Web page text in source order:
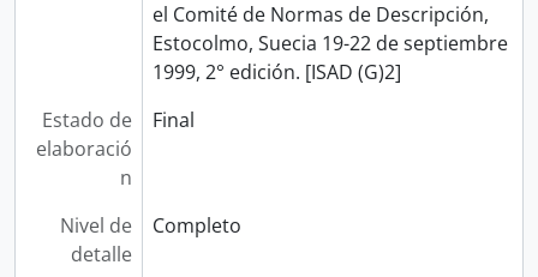
el Comité de Normas de Descripción,
Estocolmo, Suecia 19-22 de septiembre
1999, 2° edición. [ISAD (G)2]
Estado de
elaboració
n
Final
Nivel de
detalle
Completo